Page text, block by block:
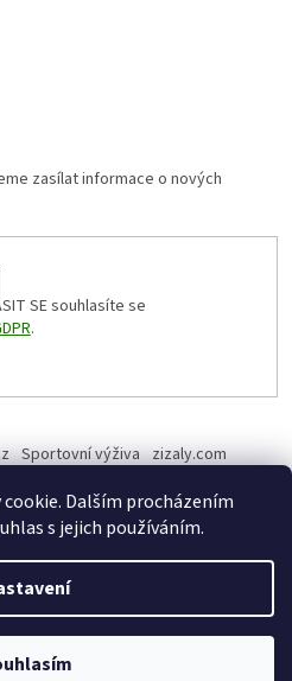
Dalším procházením
s jejich používáním.
zasílat informace o nových
SEsouhlasíte se
.
Sportovní výživa zizaly.com
. Všechna práva vyhrazena.Upravit
cookies